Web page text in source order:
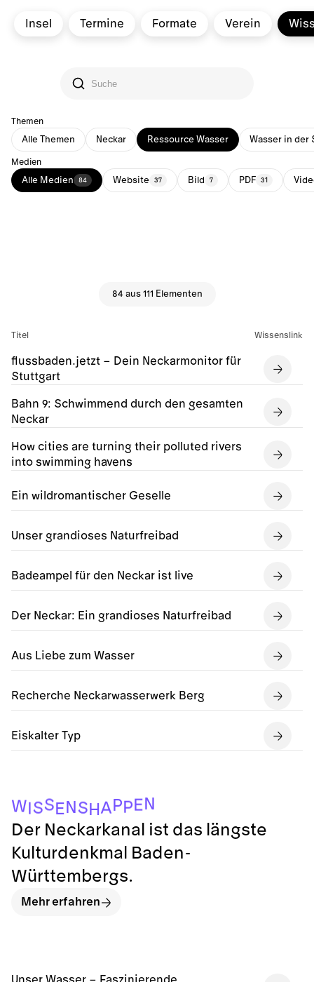
Insel Termine Formate Verein
Themen
Alle Themen Neckar Ressource Wasser Wasser in der
Medien
Alle Medien 84 Website 37 Bild 7 PDF 31
84 aus 111 Elementen
Titel Wissenslink
flussbaden.jetzt – Dein Neckarmonitor für
Stuttgart
Bahn 9: Schwimmend durch den gesamten
Neckar
How cities are turning their polluted rivers
into swimming havens
Ein wildromantischer Geselle
Unser grandioses Naturfreibad
Badeampel für den Neckar ist live
Der Neckar: Ein grandioses Naturfreibad
Aus Liebe zum Wasser
Recherche Neckarwasserwerk Berg
Eiskalter Typ
WISSENSHAPPEN
Der Neckarkanal ist das längste
Kulturdenkmal Baden-
Württembergs.
Mehr erfahren